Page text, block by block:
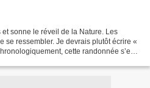
sonne le réveil de la Nature. Les
se ressembler. Je devrais plutôt écrire «
cette randonnée s’est